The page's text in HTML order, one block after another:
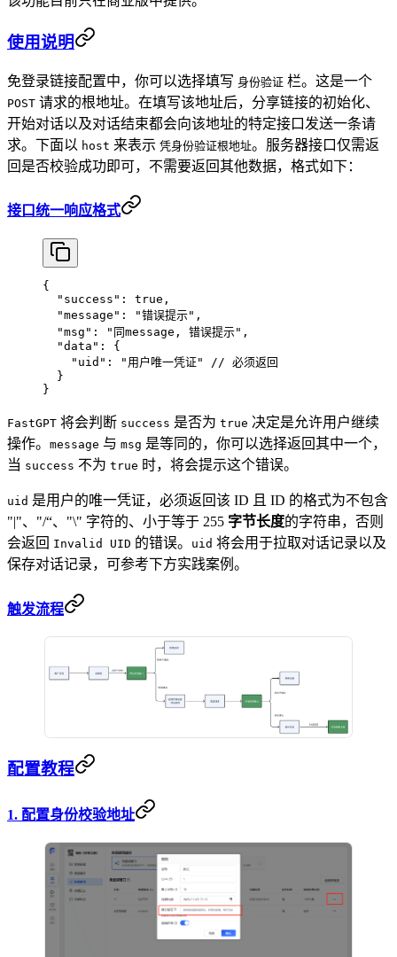
使用说明
免登录链接配置中，你可以选择填写 身份验证 栏。这是一个
POST 请求的根地址。在填写该地址后，分享链接的初始化、
开始对话以及对话结束都会向该地址的特定接口发送一条请
求。下面以 host 来表示 凭身份验证根地址。服务器接口仅需返
回是否校验成功即可，不需要返回其他数据，格式如下：
接口统一响应格式
{
  "success"
: true ,
  "message"
: "错误提示" ,
  "msg"
: "同message, 错误提示" ,
  "data"
: {
    "uid"
: "用户唯一凭证"
// 必须返回
  }
}
FastGPT 将会判断 success 是否为 true 决定是允许用户继续
操作。 message 与 msg 是等同的，你可以选择返回其中一个，
当 success 不为 true 时，将会提示这个错误。
uid 是用户的唯一凭证，必须返回该 ID 且 ID 的格式为不包含
"|"、"/“、"\" 字符的、小于等于 255 字节长度的字符串，否则
会返回 Invalid UID 的错误。 uid 将会用于拉取对话记录以及
保存对话记录，可参考下方实践案例。
触发流程
配置教程
1. 配置身份校验地址